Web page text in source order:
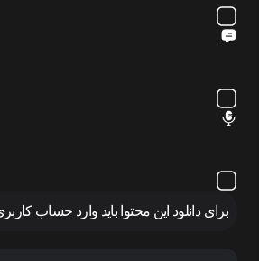
برای دانلود این محتوا باید وارد حساب